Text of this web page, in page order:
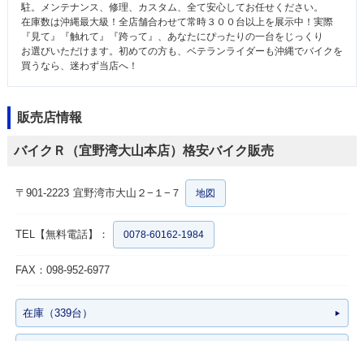
駐。メンテナンス、修理、カスタム、全て安心してお任せください。
在庫数は沖縄最大級！全店舗合わせて常時３００台以上を展示中！実際
『見て』『触れて』『跨って』、あなたにぴったりの一台をじっくり
お選びいただけます。初めての方も、ベテランライダーも沖縄でバイクを
買うなら、迷わず当店へ！
販売店情報
バイクＲ（宜野湾大山本店）格安バイク販売
〒901-2223 宜野湾市大山２−１−７ 地図
TEL【無料電話】： 0078-60162-1984
FAX：098-952-6977
在庫（339台）